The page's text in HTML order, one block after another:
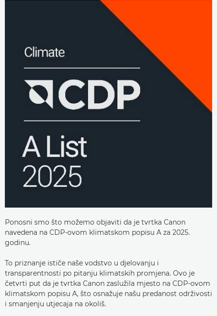
Ponosni smo što možemo objaviti da je tvrtka Canon
navedena na CDP-ovom klimatskom popisu A za 2025.
godinu.
To priznanje ističe naše vodstvo u djelovanju i
transparentnosti po pitanju klimatskih promjena. Ovo je
četvrti put da je tvrtka Canon zaslužila mjesto na CDP-ovom
klimatskom popisu A, što osnažuje našu predanost održivosti
i smanjenju utjecaja na okoliš.